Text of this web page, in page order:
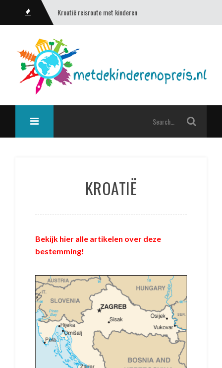
Kroatië reisroute met kinderen
KROATIË
Bekijk hier alle artikelen over deze
bestemming!